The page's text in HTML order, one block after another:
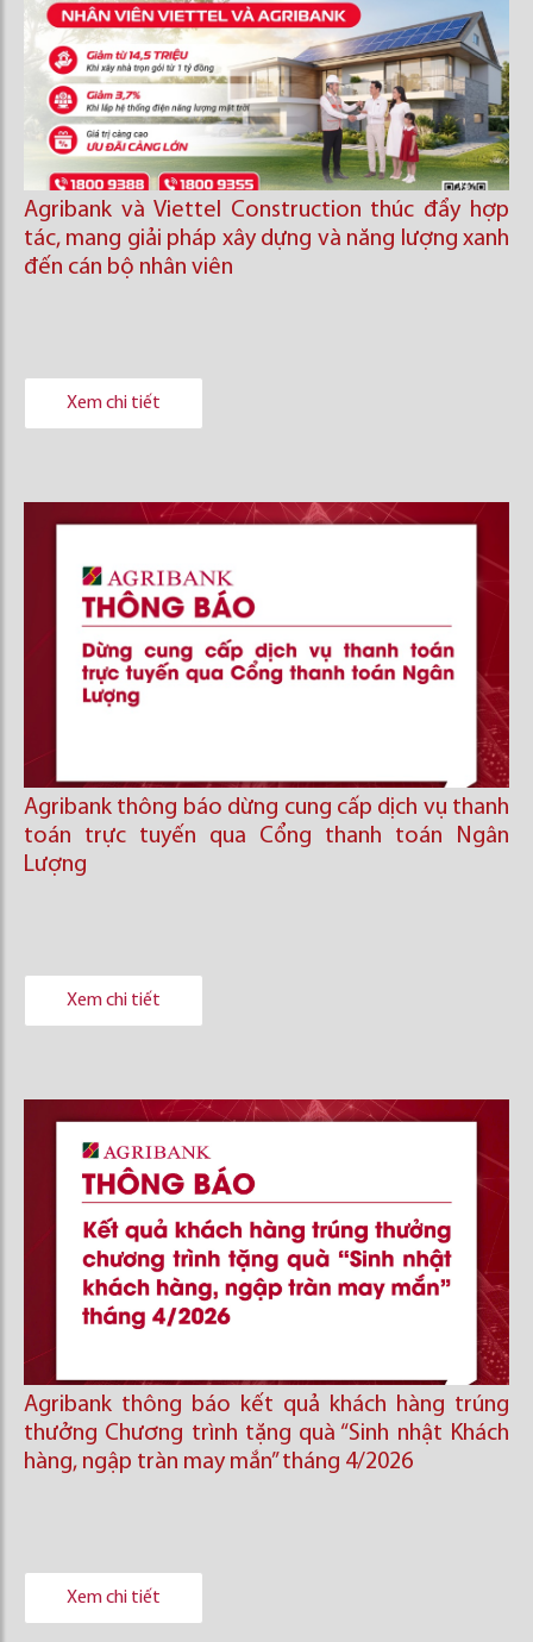
Agribank và Viettel Construction thúc đẩy hợp
tác, mang giải pháp xây dựng và năng lượng xanh
đến cán bộ nhân viên
Xem chi tiết
Agribank thông báo dừng cung cấp dịch vụ thanh
toán trực tuyến qua Cổng thanh toán Ngân
Lượng
Xem chi tiết
Agribank thông báo kết quả khách hàng trúng
thưởng Chương trình tặng quà “Sinh nhật Khách
hàng, ngập tràn may mắn” tháng 4/2026
Xem chi tiết